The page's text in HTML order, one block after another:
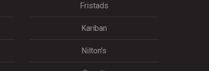
Fristads
Kariban
Nilton's